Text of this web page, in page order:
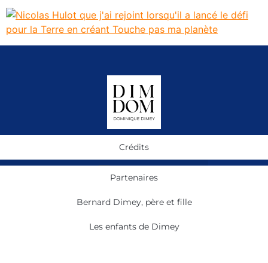
Crédits
Partenaires
Bernard Dimey, père et fille
Les enfants de Dimey